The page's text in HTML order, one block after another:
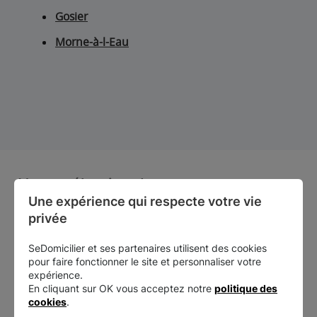
Gosier
Morne-à-l-Eau
Notre sélection de centres
Une expérience qui respecte votre vie
privée
SeDomicilier et ses partenaires utilisent des cookies
pour faire fonctionner le site et personnaliser votre
expérience.
En cliquant sur OK vous acceptez notre politique des
cookies.